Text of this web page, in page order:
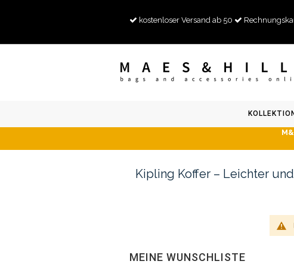
kostenloser Versand ab 50
KOLLEKTION
Kipling Koffer – Leichter
MEINE WUNSCHLISTE